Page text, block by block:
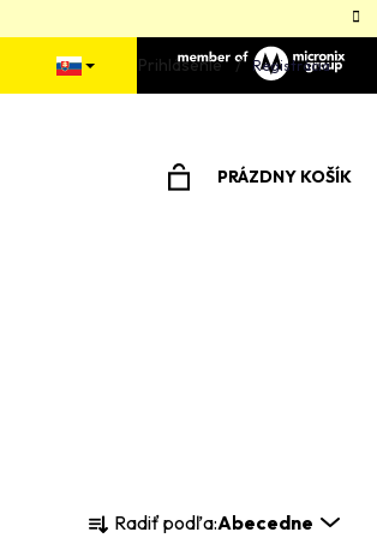
Prihlásenie Registrácia
PRÁZDNY KOŠÍK
R Radiť podľa:Abecedne